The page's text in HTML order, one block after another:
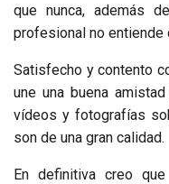
que nunca, además
profesional no entiende
Satisfecho y contento
une una buena
vídeos y fotografías
son de una gran calidad.
En definitiva creo